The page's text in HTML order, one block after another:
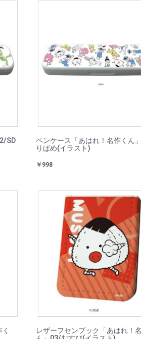
SD
ペンケース「あはれ！名作くん
りばめ(イラスト)
￥998
レザーフセンブック「あはれ！